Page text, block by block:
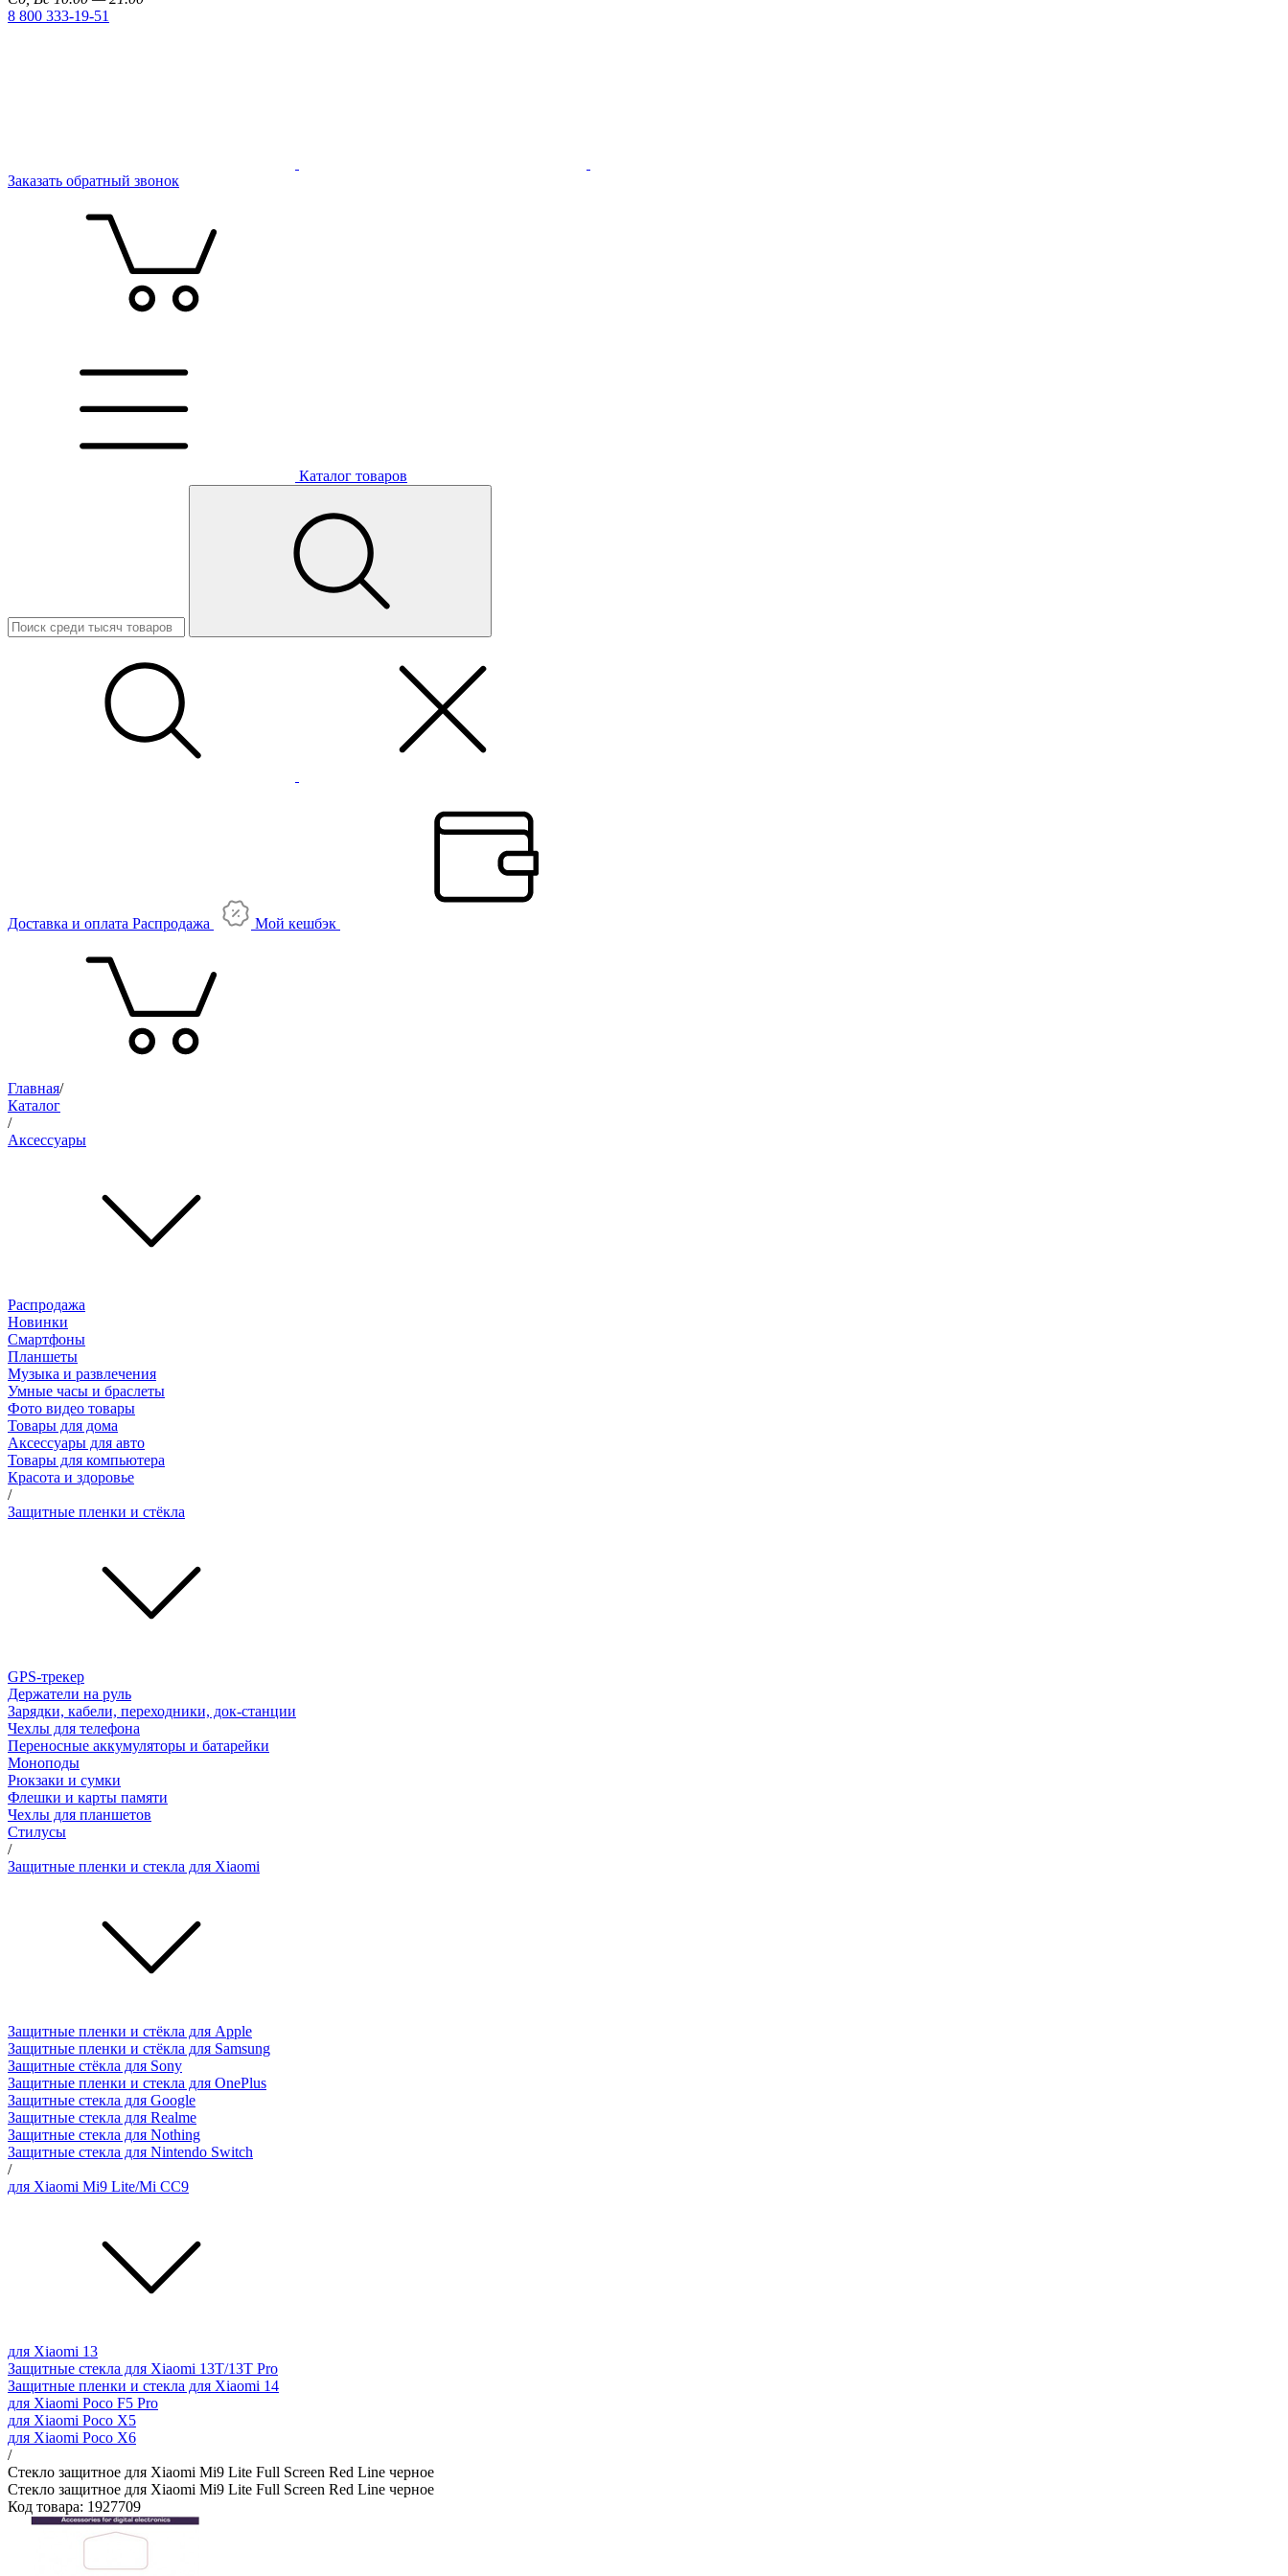
8 800 333-19-51
Заказать обратный звонок
Каталог товаров
Доставка и оплата Распродажа Мой кешбэк
Главная/
Каталог
/
Аксессуары
Распродажа
Новинки
Смартфоны
Планшеты
Музыка и развлечения
Умные часы и браслеты
Фото видео товары
Товары для дома
Аксессуары для авто
Товары для компьютера
Красота и здоровье
/
Защитные пленки и стёкла
GPS-трекер
Держатели на руль
Зарядки, кабели, переходники, док-станции
Чехлы для телефона
Переносные аккумуляторы и батарейки
Моноподы
Рюкзаки и сумки
Флешки и карты памяти
Чехлы для планшетов
Стилусы
/
Защитные пленки и стекла для Xiaomi
Защитные пленки и стёкла для Apple
Защитные пленки и стёкла для Samsung
Защитные стёкла для Sony
Защитные пленки и стекла для OnePlus
Защитные стекла для Google
Защитные стекла для Realme
Защитные стекла для Nothing
Защитные стекла для Nintendo Switch
/
для Xiaomi Mi9 Lite/Mi CC9
для Xiaomi 13
Защитные стекла для Xiaomi 13T/13T Pro
Защитные пленки и стекла для Xiaomi 14
для Xiaomi Poco F5 Pro
для Xiaomi Poco X5
для Xiaomi Poco X6
/
Стекло защитное для Xiaomi Mi9 Lite Full Screen Red Line черное
Стекло защитное для Xiaomi Mi9 Lite Full Screen Red Line черное
Код товара: 1927709